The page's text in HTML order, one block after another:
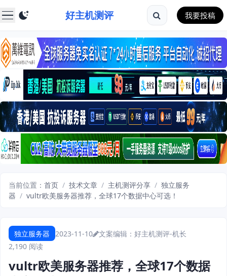
好主机测评 我要投稿
当前位置： 首页 / 技术文章 / 主机测评分享 / 独立服务
器 / vultr欧美服务器推荐，全球17个数据中心可选！
独立服务器 2023-11-10
文案编辑：好主机测评-机长
2,190 阅读
vultr欧美服务器推荐，全球17个数据